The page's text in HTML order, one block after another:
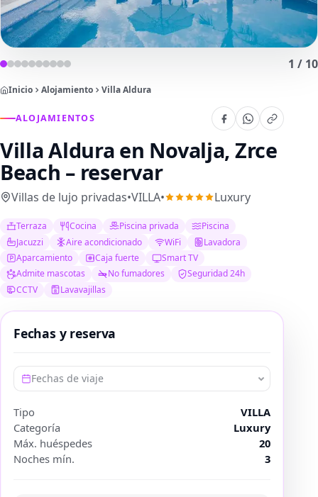
1 / 10
Inicio Alojamiento Villa Aldura
ALOJAMIENTOS
Villa Aldura en Novalja, Zrce
Beach – reservar
Villas de lujo privadas•VILLA• Luxury
Terraza Cocina Piscina privada
Piscina
Jacuzzi
Aire acondicionado WiFi
Lavadora
Aparcamiento
Caja fuerte
Smart TV
Admite mascotas
No fumadores
Seguridad 24h
CCTV
Lavavajillas
Fechas y reserva
Fechas de viaje
Tipo
VILLA
Categoría
Luxury
Máx. huéspedes
20
Noches mín.
3